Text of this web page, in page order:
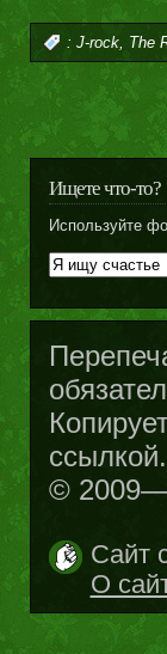
: J-rock, The
Ищете что-то?
Используйте
©
Сайт
О